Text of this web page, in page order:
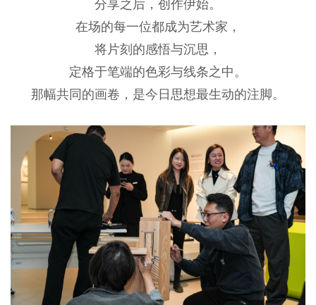
分享之后，创作伊始。
在场的每一位都成为艺术家，
将片刻的感悟与沉思，
定格于笔端的色彩与线条之中。
那幅共同的画卷，是今日思想最生动的注脚。